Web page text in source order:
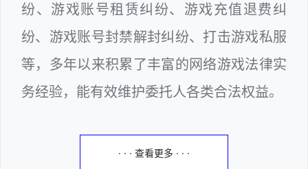
纷、游戏账号租赁纠纷、游戏充值退费纠
纷、游戏账号封禁解封纠纷、打击游戏私服
等，多年以来积累了丰富的网络游戏法律实
务经验，能有效维护委托人各类合法权益。
· · · 查看更多 · · ·